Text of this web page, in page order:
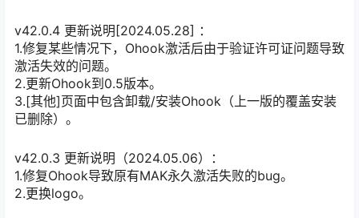
v42.0.4 更新说明[2024.05.28] ：
1.修复某些情况下，Ohook激活后由于验证许可证问题导致
激活失效的问题。
2.更新Ohook到0.5版本。
3.[其他]页面中包含卸载/安装Ohook（上一版的覆盖安装
已删除）。
v42.0.3 更新说明（2024.05.06）：
1.修复Ohook导致原有MAK永久激活失败的bug。
2.更换logo。